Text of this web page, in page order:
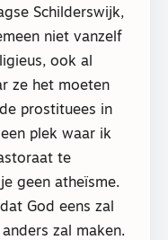
Schilderswijk,
niet vanzelf
ook al
ze het moeten
prostituees in
plek waar ik
te
geen atheïsme.
God eens zal
zal maken.